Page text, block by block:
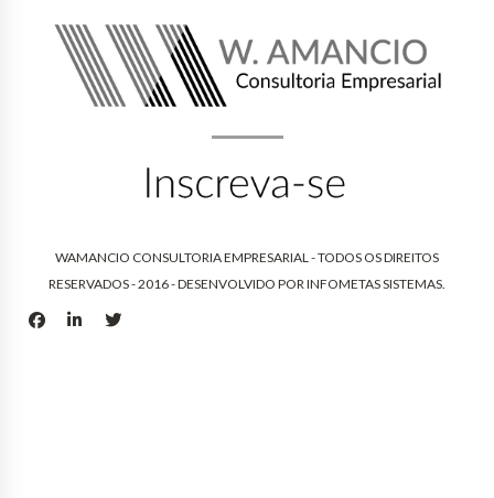
WAMANCIO CONSULTORIA EMPRESARIAL - TODOS OS DIREITOS
RESERVADOS - 2016 - DESENVOLVIDO PORINFOMETAS SISTEMAS.